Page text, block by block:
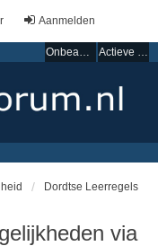
Aanmelden
Onbeantwoorde onderwerpen Actieve onderwerpen
Dordtse Leerregels
via